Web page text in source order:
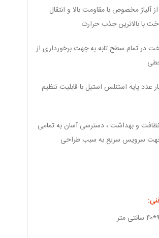
آلیاژ مخصوص با مقاومت بالا و انتقال
با بالاترین جذب حرارت
در تمام سطح تابه به جهت برخورداری از
عدد پایه استنلس استیل با قابلیت تنظیم
و بهداشت ، دسترسی آسان به تمامی
سرویس سریع به سبب طراحی